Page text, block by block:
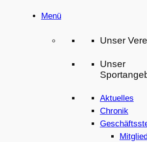
Menü
Unser
Unser
Aktuelles
Chronik